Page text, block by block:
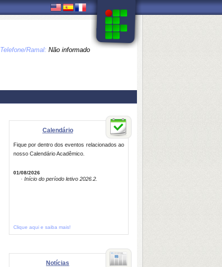
Telefone/Ramal: Não informado
Calendário
Fique por dentro dos eventos relacionados ao
nosso Calendário Acadêmico.
01/08/2026
· Início do período letivo 2026.2.
Clique aqui e saiba mais!
Notícias